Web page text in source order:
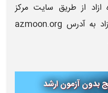
۱۴۰۵ دانشگاه ازاد از طریق سایت مرکز
سنجش و پذیرش دانشگاه آزاد به آدرس azmoon.org
بدون آزمون ارشد